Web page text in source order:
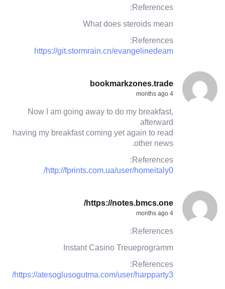
References:
What does steroids mean
References:
https://git.stormrain.cn/evangelinedeam
bookmarkzones.trade
4 months ago
Now I am going away to do my breakfast,
afterward
having my breakfast coming yet again to read
other news.
References:
http://fprints.com.ua/user/homeitaly0/
https://notes.bmcs.one/
4 months ago
References:
Instant Casino Treueprogramm
References:
https://atesoglusogutma.com/user/harpparty3/